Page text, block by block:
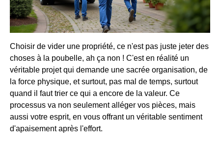
Choisir de vider une propriété, ce n'est pas juste jeter des
choses à la poubelle, ah ça non ! C'est en réalité un
véritable projet qui demande une sacrée organisation, de
la force physique, et surtout, pas mal de temps, surtout
quand il faut trier ce qui a encore de la valeur. Ce
processus va non seulement alléger vos pièces, mais
aussi votre esprit, en vous offrant un véritable sentiment
d'apaisement après l'effort.